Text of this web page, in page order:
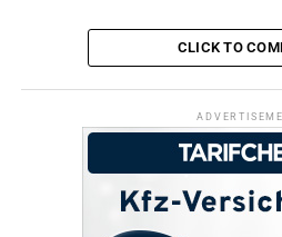
CLICK TO